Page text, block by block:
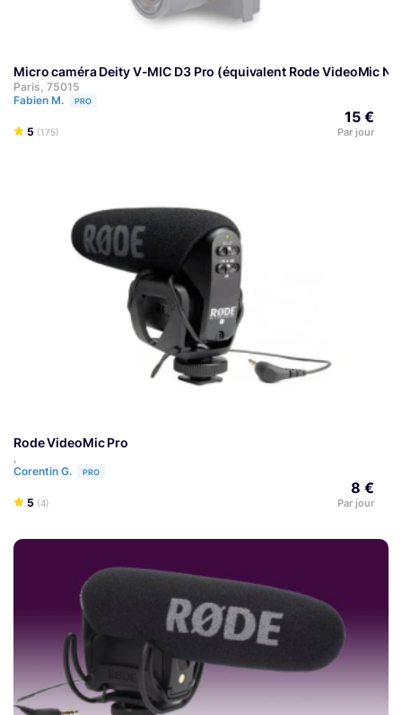
Micro caméra Deity V-MIC D3 Pro (équivalent Rode VideoMic
Paris, 75015
Fabien M.
PRO
5 (175)
15 €
Par jour
Rode VideoMic Pro
Corentin G.
PRO
5 (4)
8 €
Par jour